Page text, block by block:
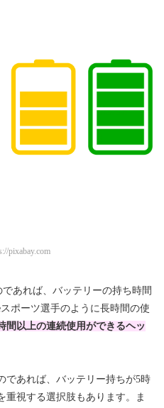
pixabay.com
あれば、バッテリーの持ち時間
ポーツ選手のように長時間の使
間以上の連続使用ができるヘッ
であれば、バッテリー持ちが5時
重視する選択肢もあります。ま